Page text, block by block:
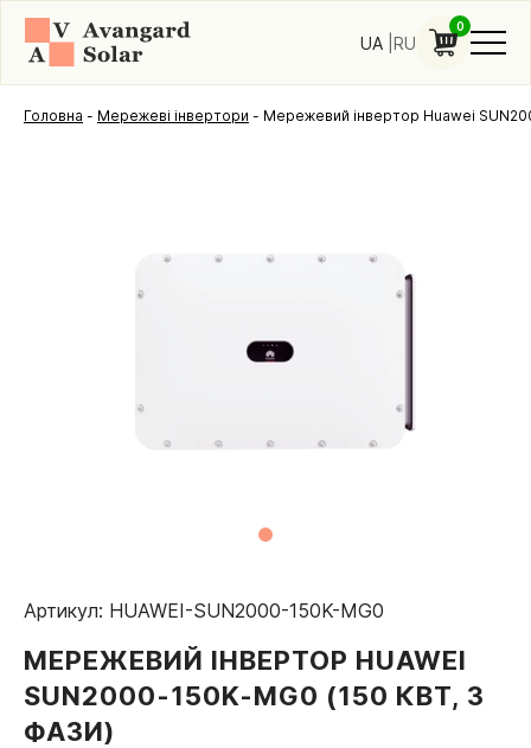
UA RU
0
Головна - Мережеві інвертори - Мережевий інвертор Huawei
Артикул: HUAWEI-SUN2000-150K-MG0
МЕРЕЖЕВИЙ ІНВЕРТОР HUAWEI
SUN2000-150K-MG0 (150 КВТ, 3
ФАЗИ)